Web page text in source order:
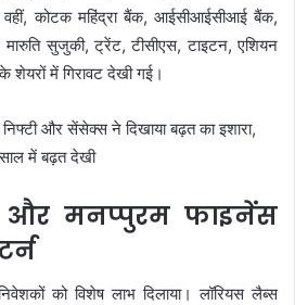
कोटक महिंद्रा बैंक, आईसीआईसीआई बैंक,
सुजुकी, ट्रेंट, टीसीएस, टाइटन, एशियन
में गिरावट देखी गई।
और मनप्पुरम फाइनेंस
को विशेष लाभ दिलाया। लॉरियस लैब्स